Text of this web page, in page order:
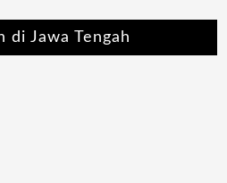
di Jawa Tengah